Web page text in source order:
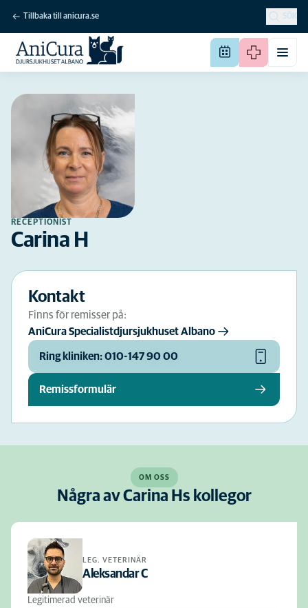
Tillbaka till anicura.se SÖK
RECEPTIONIST
Carina H
Kontakt
Finns för remisser på:
AniCura Specialistdjursjukhuset Albano
Ring kliniken: 010-147 90 00
Remissformulär
OM OSS
Några av Carina Hs kollegor
LEG. VETERINÄR
Aleksandar C
Legitimerad veterinär